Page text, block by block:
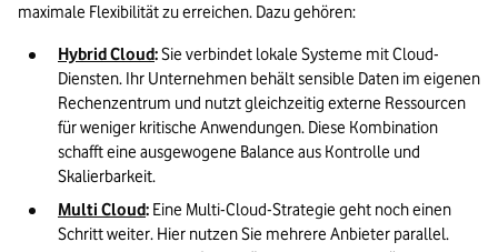
maximale Flexibilität zu erreichen. Dazu gehören:
Hybrid Cloud: Sie verbindet lokale Systeme mit Cloud-
Diensten. Ihr Unternehmen behält sensible Daten im eigenen
Rechenzentrum und nutzt gleichzeitig externe Ressourcen
für weniger kritische Anwendungen. Diese Kombination
schafft eine ausgewogene Balance aus Kontrolle und
Skalierbarkeit.
Multi Cloud: Eine Multi-Cloud-Strategie geht noch einen
Schritt weiter. Hier nutzen Sie mehrere Anbieter parallel.